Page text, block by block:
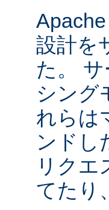
設計を
た。
シング
れらは
ンドし
リクエ
てたり